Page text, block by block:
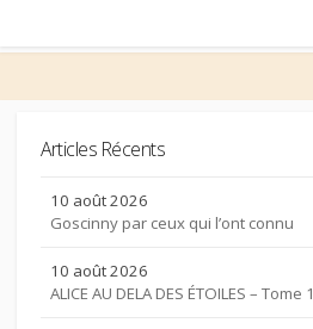
Articles Récents
10 août 2026
Goscinny par ceux qui l’ont connu
10 août 2026
ALICE AU DELA DES ÉTOILES – Tome 1